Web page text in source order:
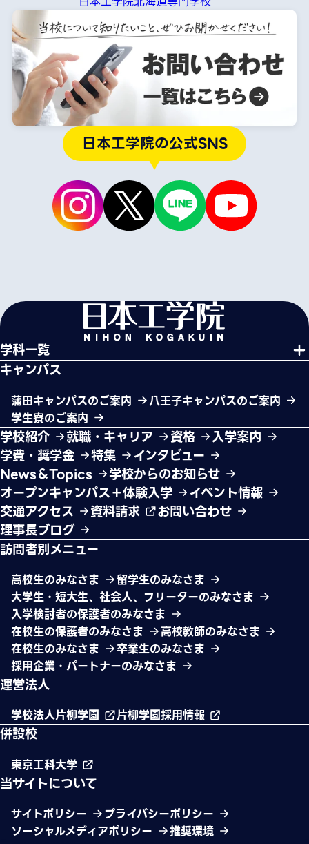
日本工学院の公式SNS
学科一覧
キャンパス
蒲田キャンパスのご案内
八王子キャンパスのご案内
学生寮のご案内
学校紹介 就職・キャリア 資格
入学案内
学費・奨学金
特集
インタビュー
News＆Topics
学校からのお知らせ
オープンキャンパス＋体験入学
イベント情報
交通アクセス
資料請求
お問い合わせ
理事長ブログ
訪問者別メニュー
高校生のみなさま
留学生のみなさま
大学生・短大生、社会人、フリーターのみなさま
入学検討者の保護者のみなさま
在校生の保護者のみなさま
高校教師のみなさま
在校生のみなさま
卒業生のみなさま
採用企業・パートナーのみなさま
運営法人
学校法人片柳学園 片柳学園採用情報
併設校
東京工科大学
当サイトについて
サイトポリシー
プライバシーポリシー
ソーシャルメディアポリシー
推奨環境